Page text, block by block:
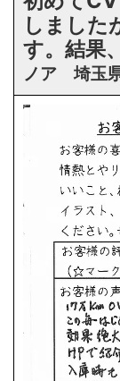
しました
す。結果
ノア 埼玉